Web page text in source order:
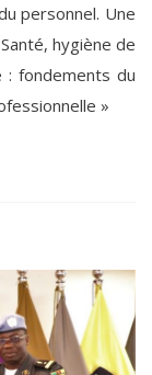
personnel. Une
hygiène de
: fondements du
»